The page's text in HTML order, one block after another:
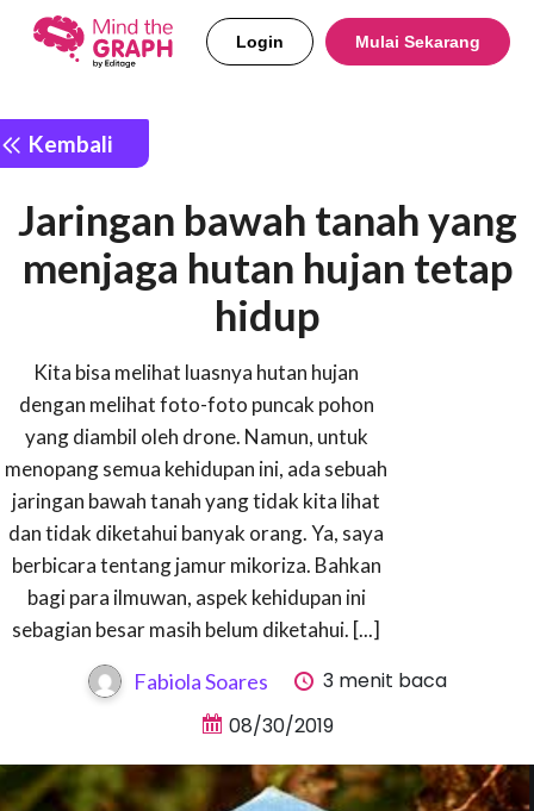
Login Mulai Sekarang
Kembali
Jaringan bawah tanah yang
menjaga hutan hujan tetap
hidup
Kita bisa melihat luasnya hutan hujan
dengan melihat foto-foto puncak pohon
yang diambil oleh drone. Namun, untuk
menopang semua kehidupan ini, ada sebuah
jaringan bawah tanah yang tidak kita lihat
dan tidak diketahui banyak orang. Ya, saya
berbicara tentang jamur mikoriza. Bahkan
bagi para ilmuwan, aspek kehidupan ini
sebagian besar masih belum diketahui. [...]
Fabiola Soares
3 menit baca
08/30/2019